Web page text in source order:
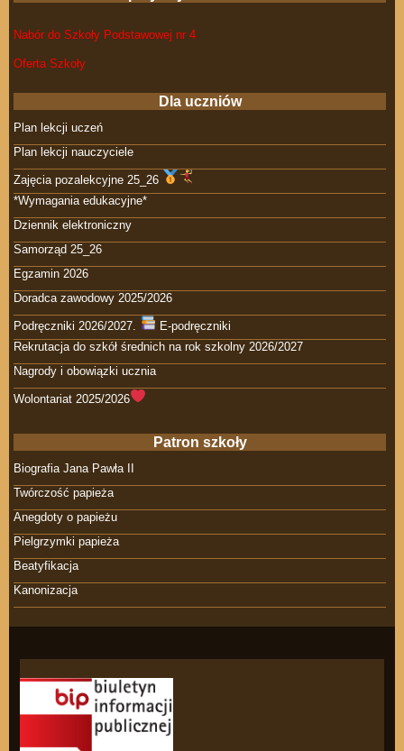
Nabór do Szkoły Podstawowej nr 4
Oferta Szkoły
Dla uczniów
Plan lekcji uczeń
Plan lekcji nauczyciele
Zajęcia pozalekcyjne 25_26
*Wymagania edukacyjne*
Dziennik elektroniczny
Samorząd 25_26
Egzamin 2026
Doradca zawodowy 2025/2026
Podręczniki 2026/2027.
E-podręczniki
Rekrutacja do szkół średnich na rok szkolny 2026/2027
Nagrody i obowiązki ucznia
Wolontariat 2025/2026
Patron szkoły
Biografia Jana Pawła II
Twórczość papieża
Anegdoty o papieżu
Pielgrzymki papieża
Beatyfikacja
Kanonizacja